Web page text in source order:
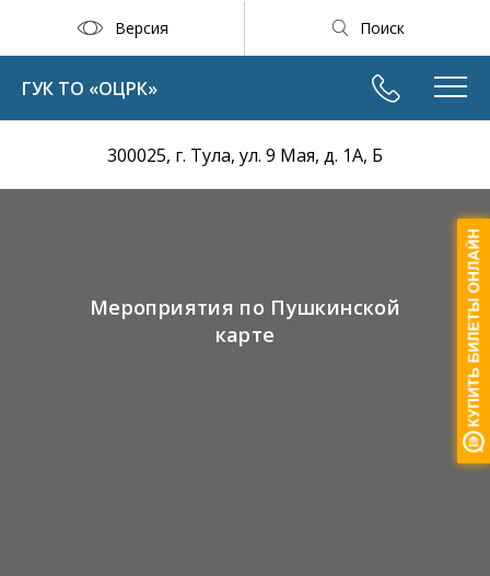
Версия Поиск
300025, г. Тула, ул. 9 Мая, д. 1А, Б
ГУК ТО «ОЦРК»
Мероприятия по Пушкинской
карте